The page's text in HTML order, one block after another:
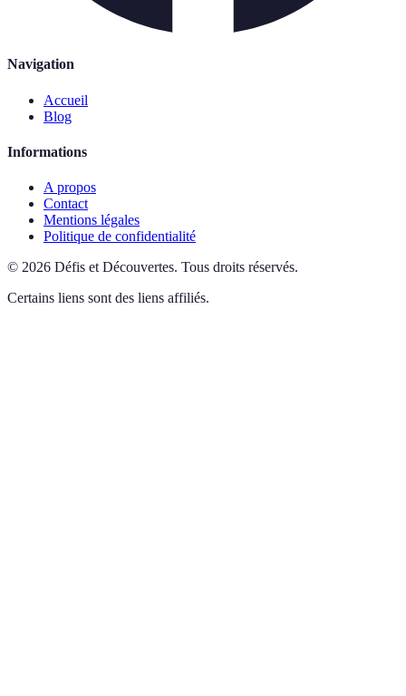
Navigation
Accueil
Blog
Informations
A propos
Contact
Mentions légales
Politique de confidentialité
© 2026 Défis et Découvertes. Tous droits réservés.
Certains liens sont des liens affiliés.